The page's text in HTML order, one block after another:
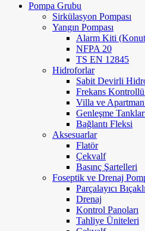
Pompa Grubu
Sirkülasyon Pompası
Yangın Pompası
Alarm Kiti
NFPA 20
TS EN 12845
Hidroforlar
Sabit Devirli
Frekans
Villa ve
Genleşme
Bağlantı Fleksi
Aksesuarlar
Flatör
Çekvalf
Basınç Şartelleri
Foseptik ve Drenaj
Parçalayıcı Bıçaklı
Drenaj
Kontrol Panoları
Tahliye Üniteleri